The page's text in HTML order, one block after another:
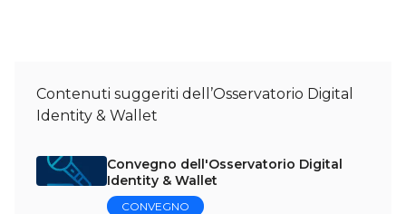
Contenuti suggeriti dell’Osservatorio Digital
Identity & Wallet
Convegno dell'Osservatorio Digital
Identity & Wallet
CONVEGNO